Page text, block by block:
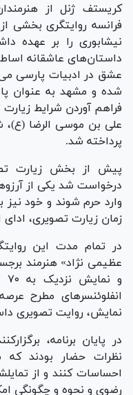
کریستف ژنل از
فرانسه روایتگری بخشی
نیشابوری را بر عهده
داستان‌های عاشقانه
عشق در ادبیات پارسی
شده و مشهد به عنوان
فراهم آوردن شرایط
علی بن موسی الرضا
پرداخته شد.
پیش از بخش زیارت
درخواست شد یکی از
وارد حرم شوند و خود
زمان زیارت تصویری، ادای
در تمام مدت این
عظیمی نژاد» هنرمند
و
انفلوئنسر‌های مطرح
نمایش، روایت تصویری
در پایان برنامه،
نظرات حضار بودند که
احساسات کنند و از
رضوی و نحوه و چگونگی